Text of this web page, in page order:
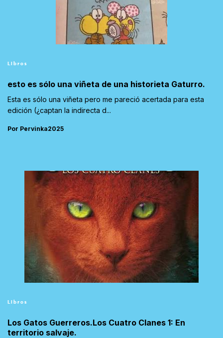
Libros
esto es sólo una viñeta de una historieta Gaturro.
Esta es sólo una viñeta pero me pareció acertada para esta
edición (¿captan la indirecta d...
Por Pervinka2025
Libros
Los Gatos Guerreros.Los Cuatro Clanes 1: En
territorio salvaje.